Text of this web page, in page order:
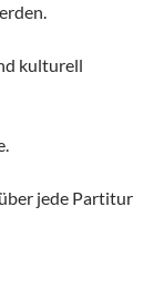
kulturell
jede Partitur